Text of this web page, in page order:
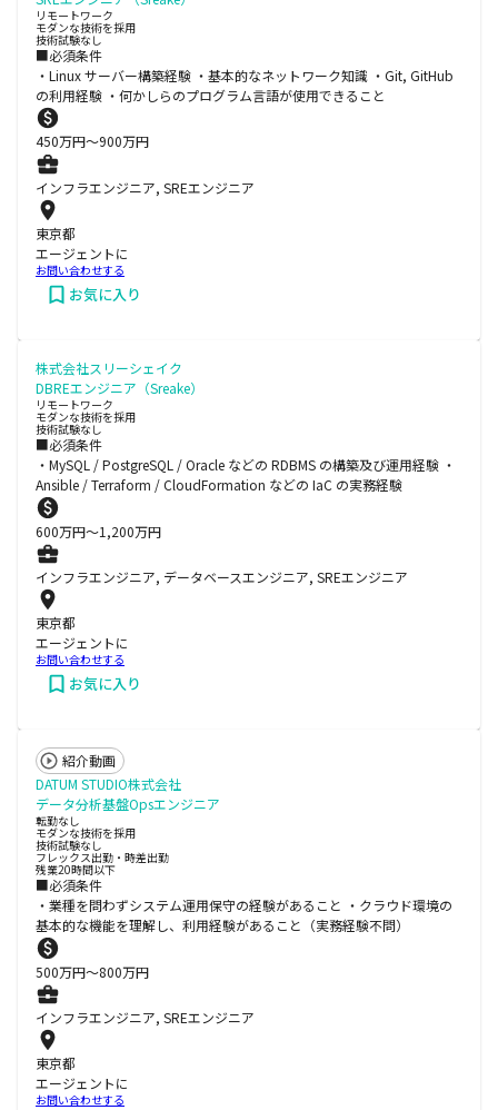
リモートワーク
モダンな技術を採用
技術試験なし
■必須条件
・Linux サーバー構築経験 ・基本的なネットワーク知識 ・Git, GitHub
の利用経験 ・何かしらのプログラム言語が使用できること
450万円〜900万円
インフラエンジニア, SREエンジニア
東京都
エージェントに
お問い合わせする
お気に入り
株式会社スリーシェイク
DBREエンジニア（Sreake）
リモートワーク
モダンな技術を採用
技術試験なし
■必須条件
・MySQL / PostgreSQL / Oracle などの RDBMS の構築及び運用経験 ・
Ansible / Terraform / CloudFormation などの IaC の実務経験
600万円〜1,200万円
インフラエンジニア, データベースエンジニア, SREエンジニア
東京都
エージェントに
お問い合わせする
お気に入り
紹介動画
DATUM STUDIO株式会社
データ分析基盤Opsエンジニア
転勤なし
モダンな技術を採用
技術試験なし
フレックス出勤・時差出勤
残業20時間以下
■必須条件
・業種を問わずシステム運用保守の経験があること ・クラウド環境の
基本的な機能を理解し、利用経験があること（実務経験不問）
500万円〜800万円
インフラエンジニア, SREエンジニア
東京都
エージェントに
お問い合わせする